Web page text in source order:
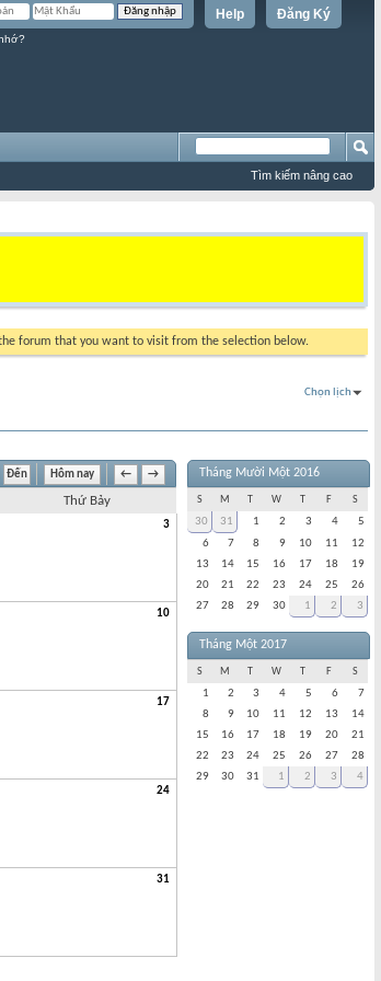
Đăng Ký
Help
Tìm kiếm nâng cao
forum that you want to visit from the selection below.
Chọn lịch
Hôm nay ← →
Thứ Bảy
3
10
17
24
31
Tháng Mười Một 2016
S M W F S
30 31 1 2 3 4
5
6
7 8 9 10 11
12
13
14 15 16 17 18
19
20
21 22 23 24 25
26
27
28 29 30 1 2 3
Tháng Một 2017
S M W F S
1 2 3 4 5 6
7
8
9 10 11 12 13
14
15
16 17 18 19 20
21
22
23 24 25 26 27
28
29
30 31 1 2 3 4